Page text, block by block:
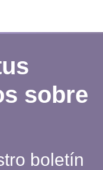
sobre
boletín